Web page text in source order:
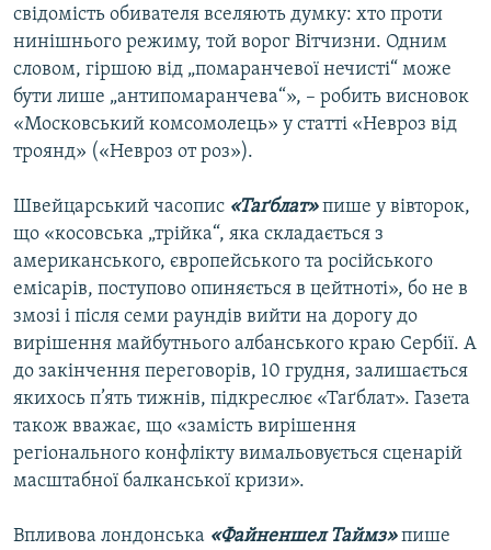
свідомість обивателя вселяють думку: хто проти
нинішнього режиму, той ворог Вітчизни. Одним
словом, гіршою від „помаранчевої нечисті“ може
бути лише „антипомаранчева“», – робить висновок
«Московський комсомолець» у статті «Невроз від
троянд» («Невроз от роз»).
Швейцарський часопис «Таґблат»пише у вівторок,
що «косовська „трійка“, яка складається з
американського, європейського та російського
емісарів, поступово опиняється в цейтноті», бо не в
змозі і після семи раундів вийти на дорогу до
вирішення майбутнього албанського краю Сербії. А
до закінчення переговорів, 10 грудня, залишається
якихось п’ять тижнів, підкреслює «Таґблат». Газета
також вважає, що «замість вирішення
регіонального конфлікту вимальовується сценарій
масштабної балканської кризи».
Впливова лондонська «Файненшел Таймз»пише